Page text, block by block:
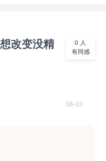
头和情绪。 2.关于
前面这一段婚
婚，会再要个孩
一定确定要生儿
，”一直以来他没
屈。 人如果要正
让自己感到安全，
需要能感觉自己
在现实中，感觉
中，感觉无力，一
改变没精
0 人
有同感
08-03